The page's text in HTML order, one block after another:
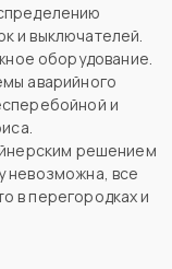
и выключателей.
оборудование.
аварийного
и
решением
невозможна, все
в перегородках и